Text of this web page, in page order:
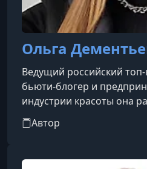
Ольга
Ведущий российский
бьюти-блогер и
индустрии красоты она
За это время Ольга
мастера до признанного
директора бренда KEUNE
Автор